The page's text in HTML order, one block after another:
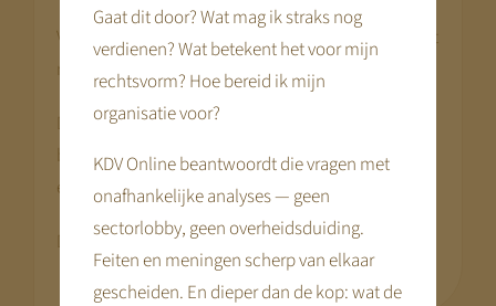
Veel eigen vermogen vergroot stabiliteit, maar drukt
relatieve rendementscijfers.
De optimale balans ligt niet in extremen, maar in
beheersbare verhouding tussen winst, vermogen
en schuld.
Dat is geen rekensom. Dat is ontwerp.
Gaat dit door? Wat mag ik straks nog
verdienen? Wat betekent het voor mijn
rechtsvorm? Hoe bereid ik mijn
organisatie voor?
KDV Online beantwoordt die vragen met
onafhankelijke analyses — geen
sectorlobby, geen overheidsduiding.
Feiten en meningen scherp van elkaar
gescheiden. En dieper dan de kop: wat de